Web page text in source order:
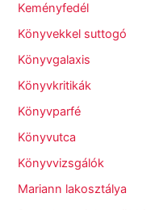
Keményfedél
Könyvekkel suttogó
Könyvgalaxis
Könyvkritikák
Könyvparfé
Könyvutca
Könyvvizsgálók
Mariann lakosztálya